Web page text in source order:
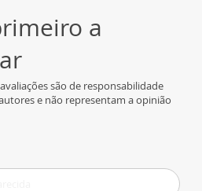
a
são de responsabilidade
e não representam a opinião